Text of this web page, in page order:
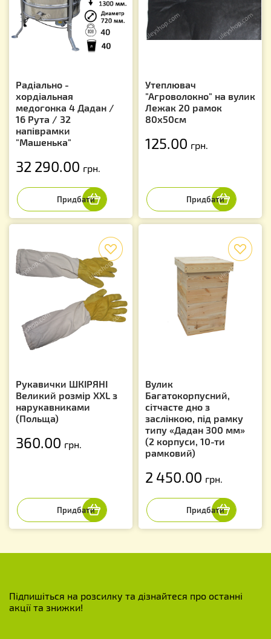
Радіально -
хордіальная
медогонка 4 Дадан /
16 Рута / 32
напіврамки
"Машенька"
32 290.00 грн.
Утеплювач
"Агроволокно" на вулик
Лежак 20 рамок
80х50см
125.00 грн.
Рукавички ШКІРЯНІ
Великий розмір XXL з
нарукавниками
(Польща)
360.00 грн.
Вулик
Багатокорпусний,
сітчасте дно з
заслінкою, під рамку
типу «Дадан 300 мм»
(2 корпуси, 10-ти
рамковий)
2 450.00 грн.
Підпишіться на розсилку та дізнайтеся про останні
акції та знижки!